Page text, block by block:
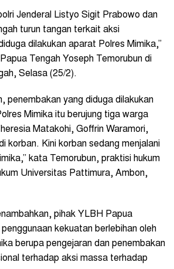
Jenderal Listyo Sigit Prabowo dan
turun tangan terkait aksi
dilakukan aparat Polres Mimika,”
Tengah Yoseph Temorubun di
Selasa (25/2).
penembakan yang diduga dilakukan
Mimika itu berujung tiga warga
Matakohi, Goffrin Waramori,
korban. Kini korban sedang menjalani
kata Temorubun, praktisi hukum
Universitas Pattimura, Ambon,
pihak YLBH Papua
penggunaan kekuatan berlebihan oleh
berupa pengejaran dan penembakan
terhadap aksi massa terhadap